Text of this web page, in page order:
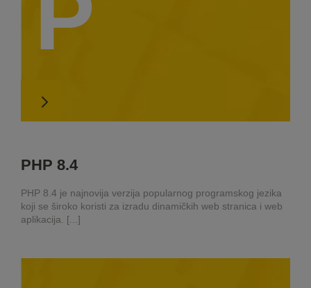
PHP 8.4
PHP 8.4 je najnovija verzija popularnog programskog jezika
koji se široko koristi za izradu dinamičkih web stranica i web
aplikacija. [...]